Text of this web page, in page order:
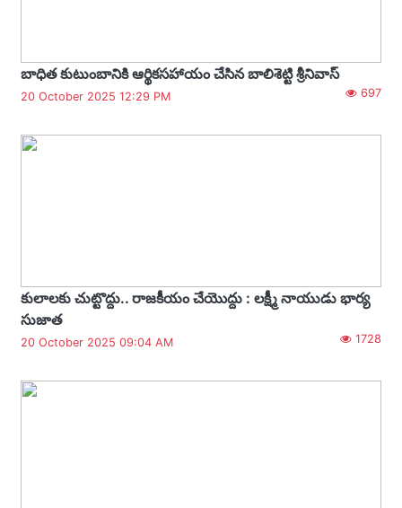
బాధిత కుటుంబానికి ఆర్థికసహాయం చేసిన బాలిశెట్టి శ్రీనివాస్
20 October 2025 12:29 PM 697
కులాలకు చుట్టొద్దు.. రాజకీయం చేయొద్దు : లక్ష్మీ నాయుడు భార్య
సుజాత
20 October 2025 09:04 AM 1728